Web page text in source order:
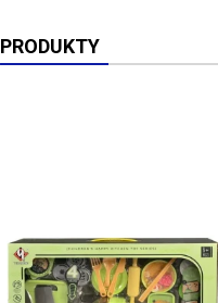
PRODUKTY